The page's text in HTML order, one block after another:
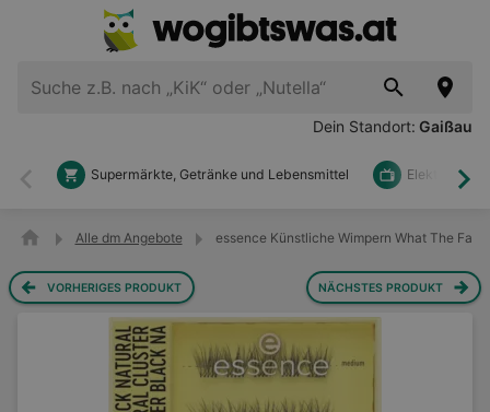
Dein Standort: Gaißau
Zurück
Supermärkte, Getränke und Lebensmittel Elektronik
Alle dm Angebote essence Künstliche Wimpern What The
VORHERIGES PRODUKT NÄCHSTES PRODUKT